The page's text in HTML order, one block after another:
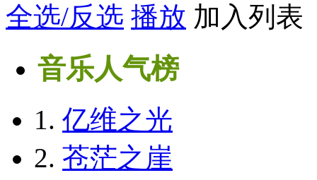
全选/反选 播放 加入列表
音乐人气榜
1. 亿维之光
2. 苍茫之崖